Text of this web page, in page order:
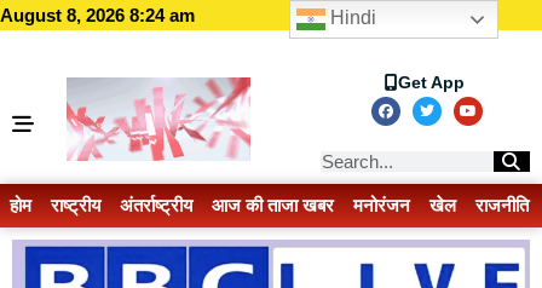
August 8, 2026 8:24 am
Get App
होम राष्ट्रीय अंतर्राष्ट्रीय आज की ताजा खबर मनोरंजन खेल राजनीति
Hindi